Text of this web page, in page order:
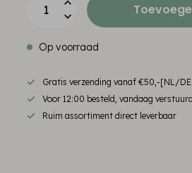
Op voorraad
Gratis verzending vanaf €50,-[NL/
Voor 12:00 besteld, vandaag
Ruim assortiment direct leverbaar